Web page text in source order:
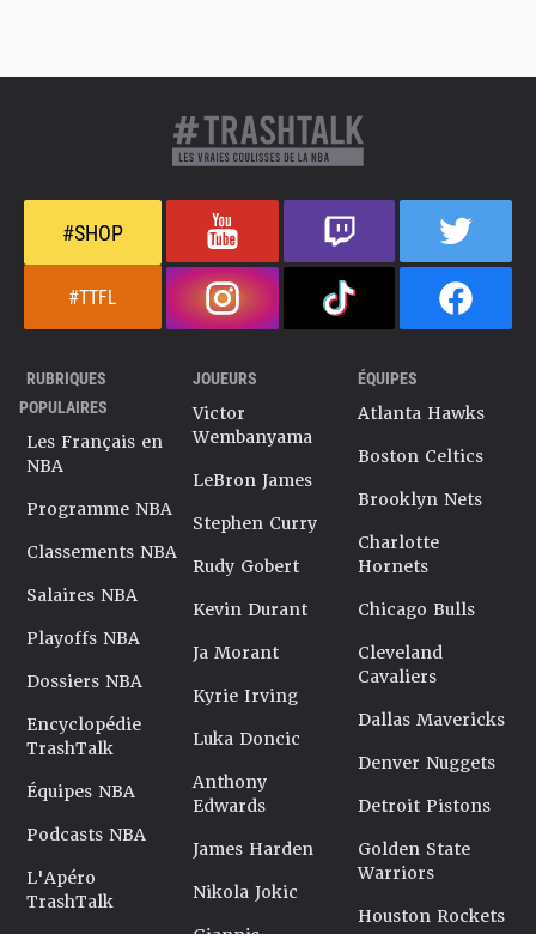
#SHOP
#TTFL
RUBRIQUES
POPULAIRES
Les Français en
NBA
Programme NBA
Classements NBA
Salaires NBA
Playoffs NBA
Dossiers NBA
Encyclopédie
TrashTalk
Équipes NBA
Podcasts NBA
L'Apéro
TrashTalk
JOUEURS
Victor
Wembanyama
LeBron James
Stephen Curry
Rudy Gobert
Kevin Durant
Ja Morant
Kyrie Irving
Luka Doncic
Anthony
Edwards
James Harden
Nikola Jokic
ÉQUIPES
Atlanta Hawks
Boston Celtics
Brooklyn Nets
Charlotte
Hornets
Chicago Bulls
Cleveland
Cavaliers
Dallas Mavericks
Denver Nuggets
Detroit Pistons
Golden State
Warriors
Houston Rockets